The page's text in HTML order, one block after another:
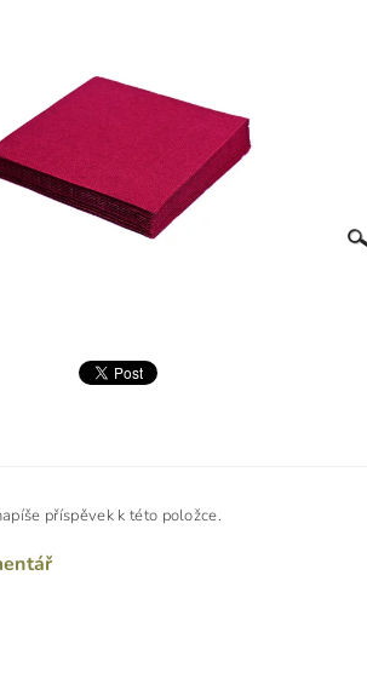
příspěvek k této položce.